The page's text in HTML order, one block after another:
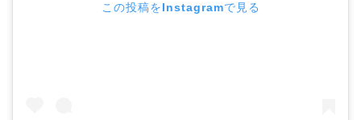
この投稿をInstagramで見る